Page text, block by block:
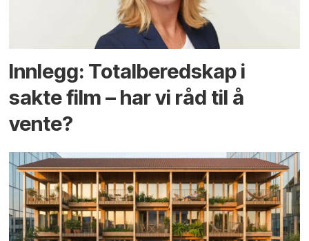
Innlegg: Totalberedskap i
sakte film – har vi råd til å
vente?